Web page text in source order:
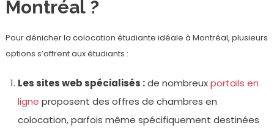
Montréal ?
Pour dénicher la colocation étudiante idéale à Montréal, plusieurs
options s’offrent aux étudiants :
Les sites web spécialisés :de nombreuxportails en
ligne proposent des offres de chambres en
colocation, parfois même spécifiquement destinées